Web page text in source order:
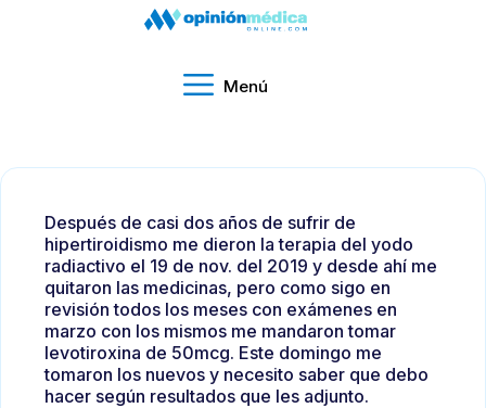
Menú
Después de casi dos años de sufrir de
hipertiroidismo me dieron la terapia del yodo
radiactivo el 19 de nov. del 2019 y desde ahí me
quitaron las medicinas, pero como sigo en
revisión todos los meses con exámenes en
marzo con los mismos me mandaron tomar
levotiroxina de 50mcg. Este domingo me
tomaron los nuevos y necesito saber que debo
hacer según resultados que les adjunto.